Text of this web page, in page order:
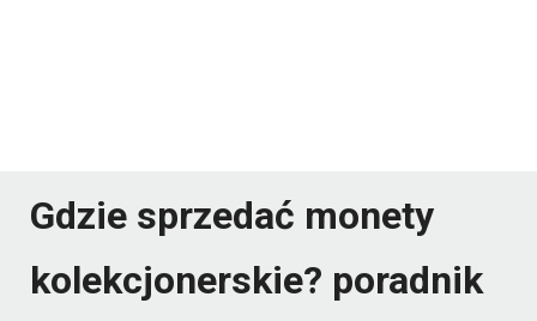
Gdzie sprzedać monety
kolekcjonerskie? poradnik